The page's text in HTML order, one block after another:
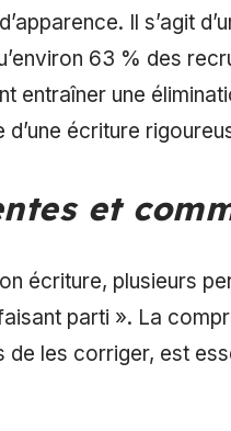
Il s’agit
63 % des
entraîner une
écriture
et
écriture, plusieurs
parti ». La
les corriger, est